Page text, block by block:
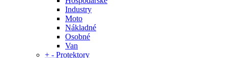
Industry
Moto
Nákladné
Osobné
Van
+ - Protektory